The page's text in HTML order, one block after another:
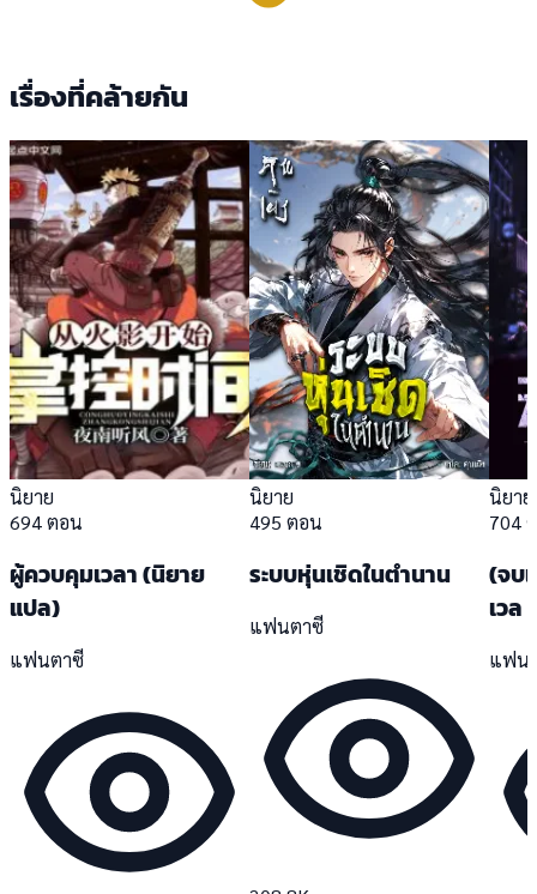
เรื่องที่คล้ายกัน
นิยาย
694 ตอน
ผู้ควบคุมเวลา (นิยาย
แปล)
แฟนตาซี
นิยาย
495 ตอน
ระบบหุ่นเชิดในตำนาน
แฟนตาซี
นิยาย
704
(จบ
เวล
แฟน